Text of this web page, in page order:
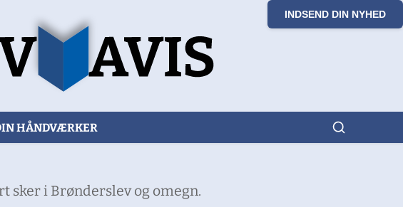
INDSEND DIN NYHED
HÅNDVÆRKER
sker i Brønderslev og omegn.